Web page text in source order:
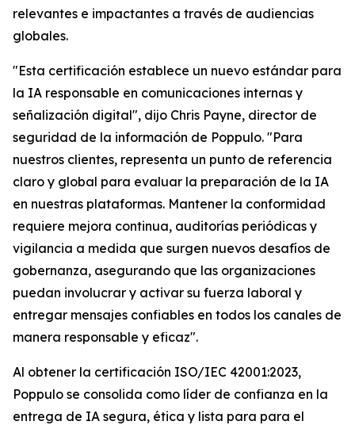
relevantes e impactantes a través de audiencias
globales.
"Esta certificación establece un nuevo estándar para
la IA responsable en comunicaciones internas y
señalización digital", dijo Chris Payne, director de
seguridad de la información de Poppulo. "Para
nuestros clientes, representa un punto de referencia
claro y global para evaluar la preparación de la IA
en nuestras plataformas. Mantener la conformidad
requiere mejora continua, auditorías periódicas y
vigilancia a medida que surgen nuevos desafíos de
gobernanza, asegurando que las organizaciones
puedan involucrar y activar su fuerza laboral y
entregar mensajes confiables en todos los canales de
manera responsable y eficaz".
Al obtener la certificación ISO/IEC 42001:2023,
Poppulo se consolida como líder de confianza en la
entrega de IA segura, ética y lista para para el